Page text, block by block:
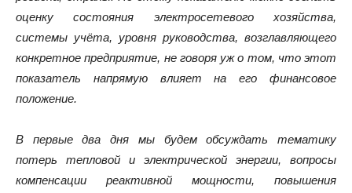
оценку состояния электросетевого хозяйства,
системы учёта, уровня руководства, возглавляющего
конкретное предприятие, не говоря уж о том, что этот
показатель напрямую влияет на его финансовое
положение.
В первые два дня мы будем обсуждать тематику
потерь тепловой и электрической энергии, вопросы
компенсации реактивной мощности, повышения